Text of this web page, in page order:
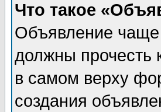
Что такое
Объявление
должны прочесть
в самом верху
создания